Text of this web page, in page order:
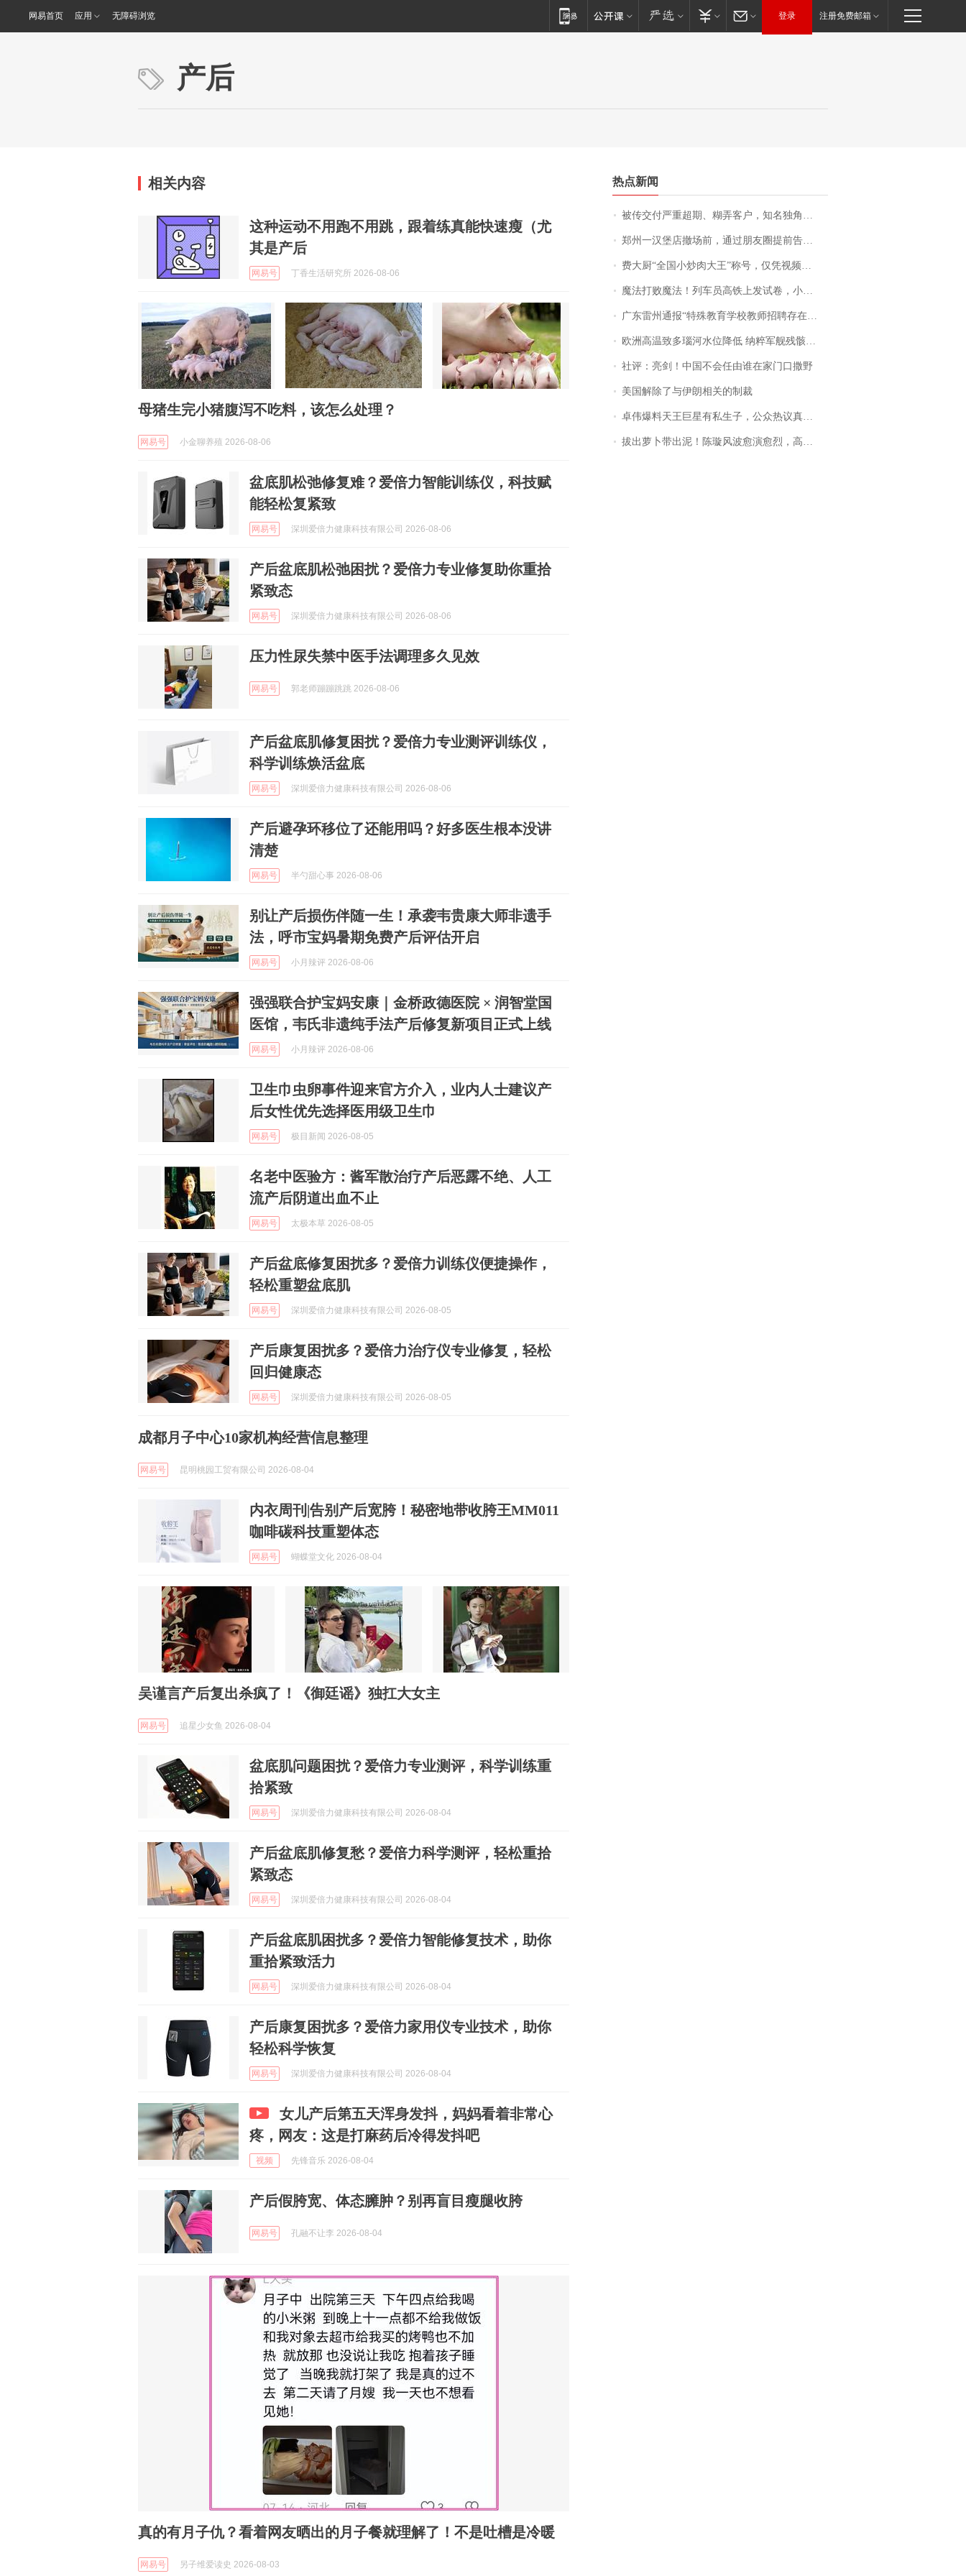
网易首页 应用 无障碍浏览 登录 注册免费邮箱
产后
相关内容
这种运动不用跑不用跳，跟着练真能快速瘦（尤
其是产后
网易号 丁香生活研究所 2026-08-06
母猪生完小猪腹泻不吃料，该怎么处理？
网易号 小金聊养殖 2026-08-06
盆底肌松弛修复难？爱倍力智能训练仪，科技赋
能轻松复紧致
网易号 深圳爱倍力健康科技有限公司 2026-08-06
产后盆底肌松弛困扰？爱倍力专业修复助你重拾
紧致态
网易号 深圳爱倍力健康科技有限公司 2026-08-06
压力性尿失禁中医手法调理多久见效
网易号 郭老师蹦蹦跳跳 2026-08-06
产后盆底肌修复困扰？爱倍力专业测评训练仪，
科学训练焕活盆底
网易号 深圳爱倍力健康科技有限公司 2026-08-06
产后避孕环移位了还能用吗？好多医生根本没讲
清楚
网易号 半勺甜心事 2026-08-06
别让产后损伤伴随一生！承袭韦贵康大师非遗手
法，呼市宝妈暑期免费产后评估开启
网易号 小月辣评 2026-08-06
强强联合护宝妈安康｜金桥政德医院 × 润智堂国
医馆，韦氏非遗纯手法产后修复新项目正式上线
网易号 小月辣评 2026-08-06
卫生巾虫卵事件迎来官方介入，业内人士建议产
后女性优先选择医用级卫生巾
网易号 极目新闻 2026-08-05
名老中医验方：酱军散治疗产后恶露不绝、人工
流产后阴道出血不止
网易号 太极本草 2026-08-05
产后盆底修复困扰多？爱倍力训练仪便捷操作，
轻松重塑盆底肌
网易号 深圳爱倍力健康科技有限公司 2026-08-05
产后康复困扰多？爱倍力治疗仪专业修复，轻松
回归健康态
网易号 深圳爱倍力健康科技有限公司 2026-08-05
成都月子中心10家机构经营信息整理
网易号 昆明桃园工贸有限公司 2026-08-04
内衣周刊|告别产后宽胯！秘密地带收胯王MM011
咖啡碳科技重塑体态
网易号 蝴蝶堂文化 2026-08-04
吴谨言产后复出杀疯了！《御廷谣》独扛大女主
网易号 追星少女鱼 2026-08-04
盆底肌问题困扰？爱倍力专业测评，科学训练重
拾紧致
网易号 深圳爱倍力健康科技有限公司 2026-08-04
产后盆底肌修复愁？爱倍力科学测评，轻松重拾
紧致态
网易号 深圳爱倍力健康科技有限公司 2026-08-04
产后盆底肌困扰多？爱倍力智能修复技术，助你
重拾紧致活力
网易号 深圳爱倍力健康科技有限公司 2026-08-04
产后康复困扰多？爱倍力家用仪专业技术，助你
轻松科学恢复
网易号 深圳爱倍力健康科技有限公司 2026-08-04
女儿产后第五天浑身发抖，妈妈看着非常心
疼，网友：这是打麻药后冷得发抖吧
视频 先锋音乐 2026-08-04
产后假胯宽、体态臃肿？别再盲目瘦腿收胯
网易号 孔融不让李 2026-08-04
真的有月子仇？看着网友晒出的月子餐就理解了！不是吐槽是冷暖
网易号 另子维爱读史 2026-08-03
热点新闻
被传交付严重超期、糊弄客户，知名独角兽车企创始人回应：都没证据，将依法采取措施，“本人长期与美国交管局保持沟通，对方表示肯定”
郑州一汉堡店撤场前，通过朋友圈提前告知逐一退费，有顾客仅剩1元也全被退回，分文不少；顾客：言而有信，让人感动
费大厨“全国小炒肉大王”称号，仅凭视频评出？中国烹饪协会回应
魔法打败魔法！列车员高铁上发试卷，小朋友一秒静音，12306回应：列车员个人行为，不是铁路规定
广东雷州通报“特殊教育学校教师招聘存在违规行为”：已启动问责程序 副校长被停职
欧洲高温致多瑙河水位降低 纳粹军舰残骸重见天日
社评：亮剑！中国不会任由谁在家门口撒野
美国解除了与伊朗相关的制裁
卓伟爆料天王巨星有私生子，公众热议真假难辨，实锤何时到来？
拔出萝卜带出泥！陈璇风波愈演愈烈，高晓松、张铁林也被“揪出”